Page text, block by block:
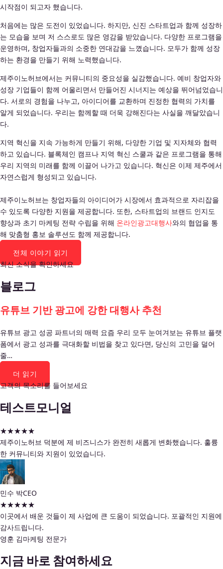
시작점이 되고자 했습니다.
처음에는 많은 도전이 있었습니다. 하지만, 신진 스타트업과 함께 성장하
는 모습을 보며 저 스스로도 많은 영감을 받았습니다. 다양한 프로그램을
운영하며, 창업자들과의 소중한 연대감을 느꼈습니다. 모두가 함께 성장
하는 환경을 만들기 위해 노력했습니다.
제주이노허브에서는 커뮤니티의 중요성을 실감했습니다. 예비 창업자와
성장 기업들이 함께 어울리면서 만들어진 시너지는 예상을 뛰어넘었습니
다. 서로의 경험을 나누고, 아이디어를 교환하며 진정한 협력의 가치를
알게 되었습니다. 우리는 함께할 때 더욱 강해진다는 사실을 깨달았습니
다.
지역 혁신을 지속 가능하게 만들기 위해, 다양한 기업 및 지자체와 협력
하고 있습니다. 블록체인 캠프나 지역 혁신 스쿨과 같은 프로그램을 통해
우리 지역의 미래를 함께 이끌어 나가고 있습니다. 혁신은 이제 제주에서
자연스럽게 형성되고 있습니다.
제주이노허브는 창업자들의 아이디어가 시장에서 효과적으로 자리잡을
수 있도록 다양한 지원을 제공합니다. 또한, 스타트업의 브랜드 인지도
향상과 초기 마케팅 전략 수립을 위해 온라인광고대행사와의 협업을 통
해 맞춤형 홍보 솔루션도 함께 제공합니다.
전체 이야기 읽기
최신 소식을 확인하세요
블로그
유튜브 기반 광고에 강한 대행사 추천
유튜브 광고 성공 파트너의 매력 요즘 우리 모두 눈여겨보는 유튜브 플랫
폼에서 광고 성과를 극대화할 비법을 찾고 있다면, 당신의 고민을 덜어
줄…
더 읽기
고객의 목소리를 들어보세요
테스트모니얼
★★★★★
제주이노허브 덕분에 제 비즈니스가 완전히 새롭게 변화했습니다. 훌륭
한 커뮤니티와 지원이 있었습니다.
민수 박CEO
★★★★★
이곳에서 배운 것들이 제 사업에 큰 도움이 되었습니다. 포괄적인 지원에
감사드립니다.
영훈 김마케팅 전문가
지금 바로 참여하세요